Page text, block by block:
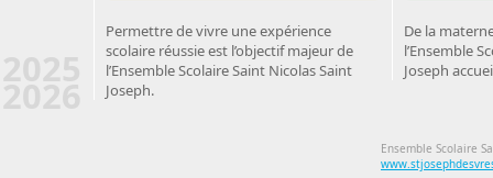
Permettre de vivre une expérience
scolaire réussie est l’objectif majeur de
l’Ensemble Scolaire Saint Nicolas Saint
Joseph.
De la
l’Ensemble
Joseph
Ensemble Scolaire